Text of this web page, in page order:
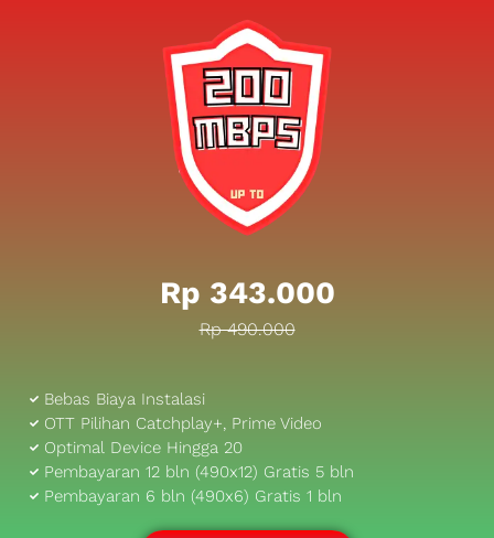
Rp 343.000
Rp 490.000
Bebas Biaya Instalasi
OTT Pilihan Catchplay+, Prime Video
Optimal Device Hingga 20
Pembayaran 12 bln (490x12) Gratis 5 bln
Pembayaran 6 bln (490x6) Gratis 1 bln